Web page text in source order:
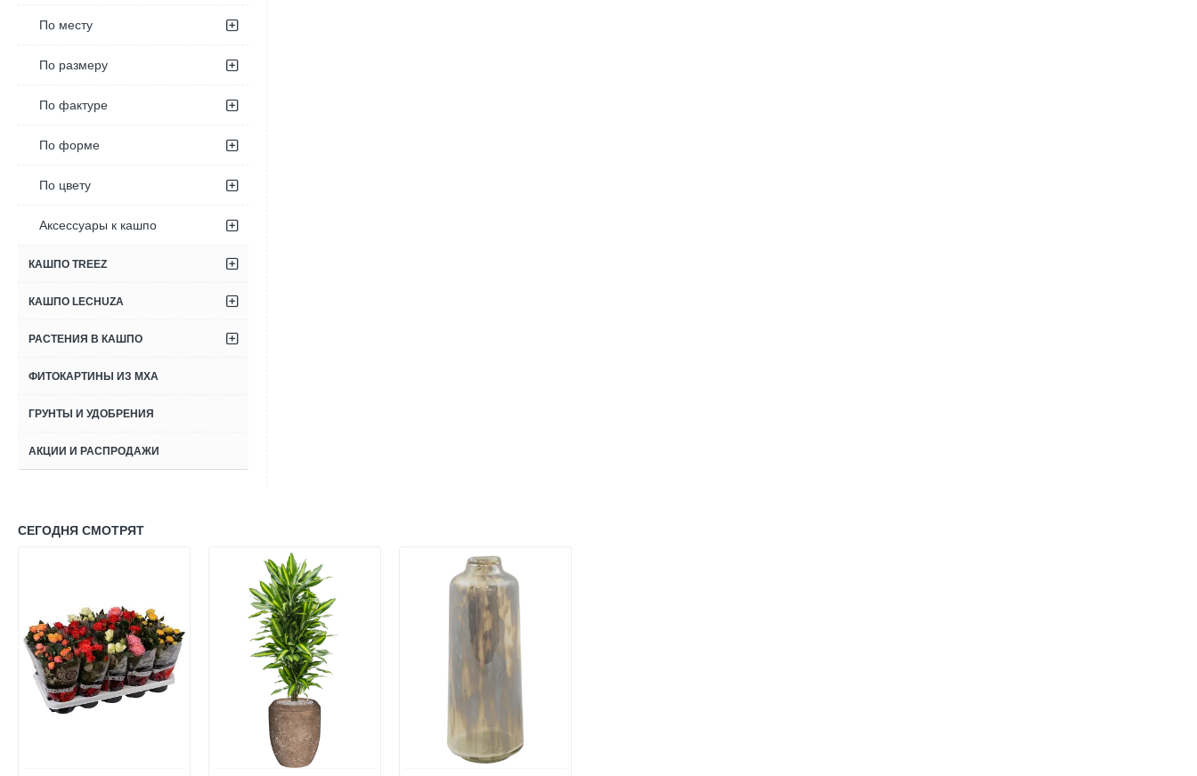
По месту
По размеру
По фактуре
По форме
По цвету
Аксессуары к кашпо
КАШПО TREEZ
КАШПО LECHUZA
РАСТЕНИЯ В КАШПО
ФИТОКАРТИНЫ ИЗ МХА
ГРУНТЫ И УДОБРЕНИЯ
АКЦИИ И РАСПРОДАЖИ
СЕГОДНЯ СМОТРЯТ